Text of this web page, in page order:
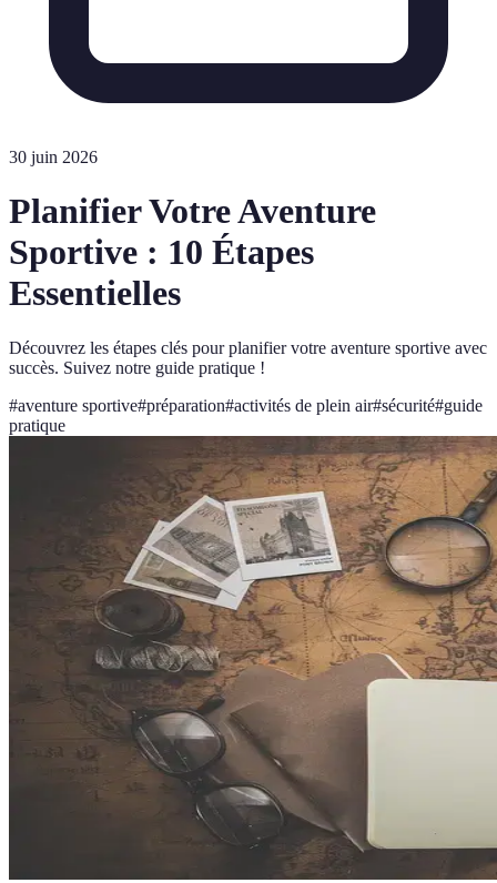
30 juin 2026
Planifier Votre Aventure
Sportive : 10 Étapes
Essentielles
Découvrez les étapes clés pour planifier votre aventure sportive avec
succès. Suivez notre guide pratique !
#aventure sportive#préparation#activités de plein air#sécurité#guide
pratique